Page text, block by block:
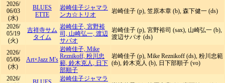
2026/
06/03
(水)
BLUES
ETTE
岩崎佳子ジャマラ
ンカ☆トリオ
岩崎佳子 (p), 笠原本章 (b), 森下健一 (ds)
2026/
05/19
(火)
吉祥寺サム
タイム
岩崎佳子, 宮野裕
司, 山崎弘一, 渡辺
サバオ
岩崎佳子 (p), 宮野裕司 (sax), 山崎弘一 (b),
渡辺サバオ (ds)
2026/
05/06
(水)
Art×Jazz M's
岩崎佳子, Mike
Reznikoff, 粉川忠
範, 鈴木克人, 日下
部順子
岩崎佳子 (p), Mike Reznikoff (ds), 粉川忠範
(tb), 鈴木克人 (b), 日下部順子 (vo)
2026/
岩崎佳子ジャマラ